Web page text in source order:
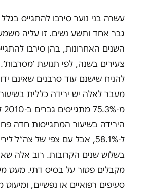
עשרה בני נוער סירבו להתגייס
גבר אחד ותשע נשים. זו עליה
השנים האחרונות, בהן סירבו
צעירים בשנה, לפי תנועת
להניח שישנם עוד סרבנים שאינם
מעבר לאלה יש ירידה כללית
ל-58.1%, אבל עם צפי של צה״לֹ
בשלוש שנים הקרובות. רוב אלה
מקבלים פטור על בסיס דתי. מעט
סעיפים רפואיים או נפשיים,